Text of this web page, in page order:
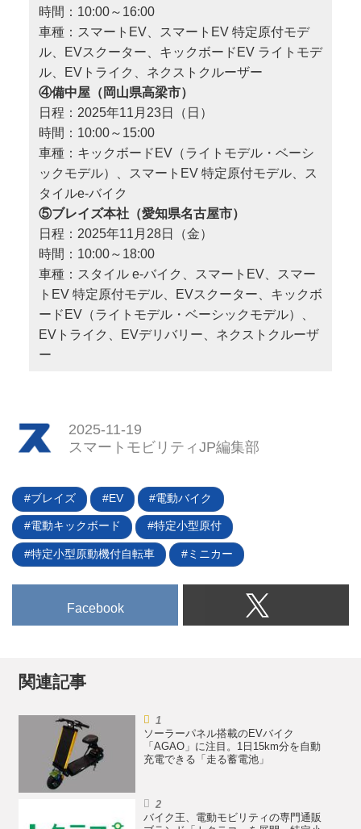
時間：10:00～16:00
車種：スマートEV、スマートEV 特定原付モデ
ル、EVスクーター、キックボードEV ライトモデ
ル、EVトライク、ネクストクルーザー
④備中屋（岡山県高梁市）
日程：2025年11月23日（日）
時間：10:00～15:00
車種：キックボードEV（ライトモデル・ベーシ
ックモデル）、スマートEV 特定原付モデル、ス
タイルe-バイク
⑤ブレイズ本社（愛知県名古屋市）
日程：2025年11月28日（金）
時間：10:00～18:00
車種：スタイル e-バイク、スマートEV、スマー
トEV 特定原付モデル、EVスクーター、キックボ
ードEV（ライトモデル・ベーシックモデル）、
EVトライク、EVデリバリー、ネクストクルーザ
ー
2025-11-19
スマートモビリティJP編集部
ブレイズ EV 電動バイク
電動キックボード 特定小型原付
特定小型原動機付自転車 ミニカー
Facebook
関連記事
ソーラーパネル搭載のEVバイク
「AGAO」に注目。1日15km分を自動
充電できる「走る蓄電池」
バイク王、電動モビリティの専門通販